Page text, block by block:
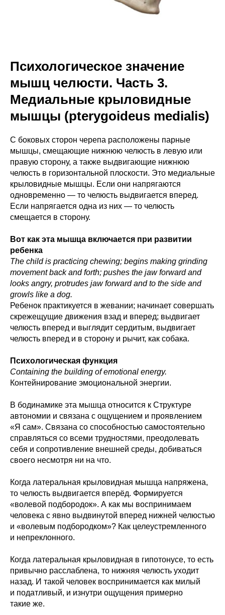
Психологическое значение
мышц челюсти. Часть 3.
Медиальные крыловидные
мышцы (pterygoideus medialis)
С боковых сторон черепа расположены парные
мышцы, смещающие нижнюю челюсть в левую или
правую сторону, а также выдвигающие нижнюю
челюсть в горизонтальной плоскости. Это медиальные
крыловидные мышцы. Если они напрягаются
одновременно — то челюсть выдвигается вперед.
Если напрягается одна из них — то челюсть
смещается в сторону.
Вот как эта мышца включается при развитии
ребенка
The child is practicing chewing; begins making grinding
movement back and forth; pushes the jaw forward and
looks angry, protrudes jaw forward and to the side and
growls like a dog.
Ребенок практикуется в жевании; начинает совершать
скрежещущие движения взад и вперед; выдвигает
челюсть вперед и выглядит сердитым, выдвигает
челюсть вперед и в сторону и рычит, как собака.
Психологическая функция
Containing the building of emotional energy.
Контейнирование эмоциональной энергии.
В бодинамике эта мышца относится к Структуре
автономии и связана с ощущением и проявлением
«Я сам». Связана со способностью самостоятельно
справляться со всеми трудностями, преодолевать
себя и сопротивление внешней среды, добиваться
своего несмотря ни на что.
Когда латеральная крыловидная мышца напряжена,
то челюсть выдвигается вперёд. Формируется
«волевой подбородок». А как мы воспринимаем
человека с явно выдвинутой вперед нижней челюстью
и «волевым подбородком»? Как целеустремленного
и непреклонного.
Когда латеральная крыловидная в гипотонусе, то есть
привычно расслаблена, то нижняя челюсть уходит
назад. И такой человек воспринимается как милый
и податливый, и изнутри ощущения примерно
такие же.